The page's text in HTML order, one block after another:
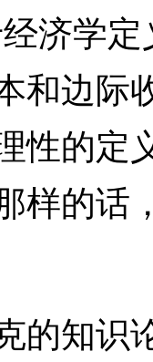
济学
和边际
性的定
样的话
知识